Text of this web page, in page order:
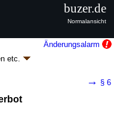
Änderungsalarm
etc.
15
/ Begründung
→ § 6
buzer.de
Normalansicht